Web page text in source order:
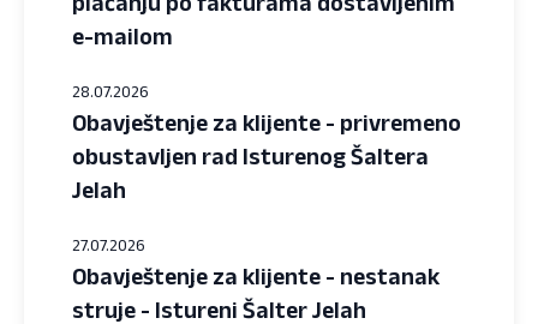
e-mailom
28.07.2026
Obavještenje za klijente - privremeno
obustavljen rad Isturenog Šaltera
Jelah
27.07.2026
Obavještenje za klijente - nestanak
struje - Istureni Šalter Jelah